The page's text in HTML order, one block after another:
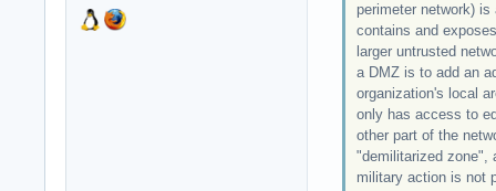
perimeter network)
contains and
larger untrusted
a DMZ is to add an
organization's local
only has access to
other part of the
"demilitarized zone",
military action is not